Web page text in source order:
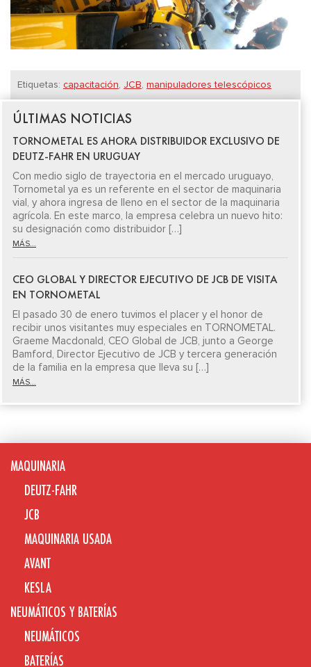
Etiquetas: capacitación, JCB, manipuladores telescópicos
ÚLTIMAS NOTICIAS
TORNOMETAL ES AHORA DISTRIBUIDOR EXCLUSIVO DE
DEUTZ-FAHR EN URUGUAY
Con medio siglo de trayectoria en el mercado uruguayo,
Tornometal ya es un referente en el sector de maquinaria
vial, y ahora ingresa de lleno en el sector de la maquinaria
agrícola. En este marco, la empresa celebra un nuevo hito:
su designación como distribuidor […]
MÁS...
CEO GLOBAL Y DIRECTOR EJECUTIVO DE JCB DE VISITA
EN TORNOMETAL
El pasado 30 de enero tuvimos el placer y el honor de
recibir unos visitantes muy especiales en TORNOMETAL.
Graeme Macdonald, CEO Global de JCB, junto a George
Bamford, Director Ejecutivo de JCB y tercera generación
de la familia en la empresa que lleva su […]
MÁS...
MAQUINARIA
DEUTZ-FAHR
JCB
MAQUINARIA USADA
AVANT
KESLA
NEUMÁTICOS Y BATERÍAS
NEUMÁTICOS
BATERÍAS